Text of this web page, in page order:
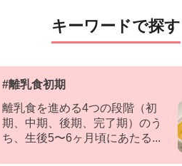
キーワードで探す
#離乳食初期
離乳食を進める4つの段階（初
期、中期、後期、完了期）のう
ち、生後5〜6ヶ月頃にあたる...